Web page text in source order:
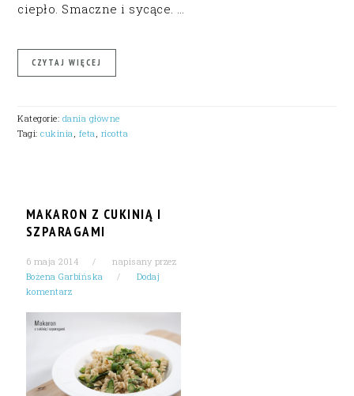
ciepło. Smaczne i sycące. …
CZYTAJ WIĘCEJ
Kategorie: dania główne
Tagi:cukinia, feta, ricotta
MAKARON Z CUKINIĄ I
SZPARAGAMI
6 maja 2014
napisany przez
Bożena Garbińska
Dodaj
komentarz